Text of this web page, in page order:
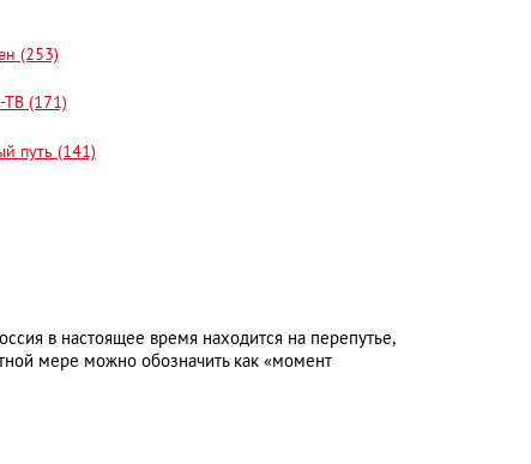
(253)
(171)
путь (141)
в настоящее время находится на перепутье,
мере можно обозначить как «момент